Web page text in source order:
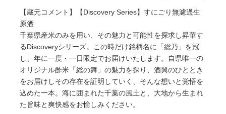
【蔵元コメント】【Discovery Series】すにごり無濾過生
原酒
千葉県産米のみを用い、その魅力と可能性を探求し昇華す
るDiscoveryシリーズ。この時だけ銘柄名に「総乃」を冠
し、年に一度・一日限定でお届けいたします。自県唯一の
オリジナル酢米「総の舞」の魅力を探り、酒興のひととき
をお届けしその存在を証明していく、そんな想いと覚悟を
込めた一本。海に囲まれた千葉の風土と、大地から生まれ
た旨味と爽快感をお愉しみください。